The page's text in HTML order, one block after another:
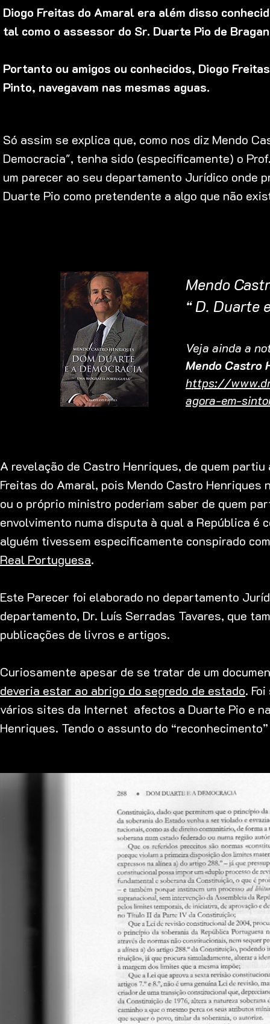
Diogo Freitas do Amaral era além disso
tal como o assessor do Sr. Duarte Pio de
Portanto ou amigos ou conhecidos, Diogo
Pinto, navegavam nas mesmas aguas.
Só assim se explica que, como nos diz Mendo
Democracia", tenha sido (especificamente) o
um parecer ao seu departamento Jurídico onde
Duarte Pio como pretendente a algo que não
Mendo
“ D. Duarte
Veja ainda a
Mendo Castro
https://
agora-em-
A revelação de Castro Henriques, de quem
Freitas do Amaral, pois Mendo Castro Henriques
ou o próprio ministro poderiam saber de quem
envolvimento numa disputa à qual a República é
alguém tivessem especificamente conspirado
Real Portuguesa.
Este Parecer foi elaborado no departamento
departamento, Dr. Luís Serradas Tavares, que
publicações de livros e artigos.
Curiosamente apesar de se tratar de um
deveria estar ao abrigo do segredo de estado.
vários sites da Internet afectos a Duarte Pio e
Henriques. Tendo o assunto do